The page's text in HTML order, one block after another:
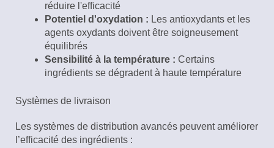
réduire l'efficacité
Potentiel d'oxydation : Les antioxydants et les
agents oxydants doivent être soigneusement
équilibrés
Sensibilité à la température : Certains
ingrédients se dégradent à haute température
Systèmes de livraison
Les systèmes de distribution avancés peuvent améliorer
l’efficacité des ingrédients :